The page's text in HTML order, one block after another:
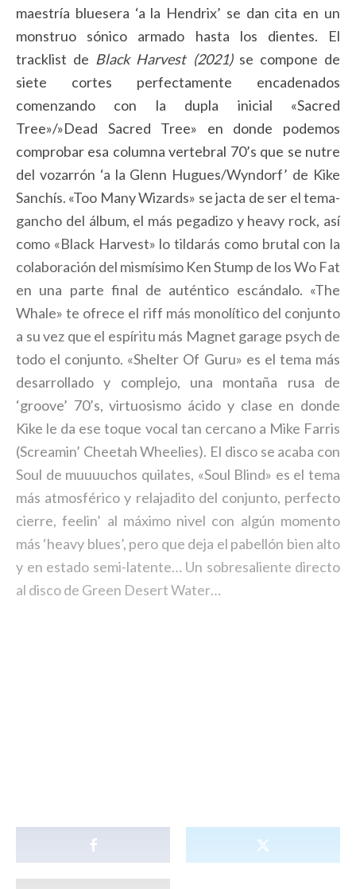
maestría bluesera ‘a la Hendrix’ se dan cita en un
monstruo sónico armado hasta los dientes. El
tracklist de Black Harvest (2021)se compone de
siete cortes perfectamente encadenados
comenzando con la dupla inicial «Sacred
Tree»/»Dead Sacred Tree» en donde podemos
comprobar esa columna vertebral 70’s que se nutre
del vozarrón ‘a la Glenn Hugues/Wyndorf’ de Kike
Sanchís. «Too Many Wizards» se jacta de ser el tema-
gancho del álbum, el más pegadizo y heavy rock, así
como «Black Harvest» lo tildarás como brutal con la
colaboración del mismísimo Ken Stump de los Wo Fat
en una parte final de auténtico escándalo. «The
Whale» te ofrece el riff más monolítico del conjunto
a su vez que el espíritu más Magnet garage psych de
todo el conjunto. «Shelter Of Guru» es el tema más
desarrollado y complejo, una montaña rusa de
‘groove’ 70’s, virtuosismo ácido y clase en donde
Kike le da ese toque vocal tan cercano a Mike Farris
(Screamin’ Cheetah Wheelies). El disco se acaba con
Soul de muuuuchos quilates, «Soul Blind» es el tema
más atmosférico y relajadito del conjunto, perfecto
cierre, feelin’ al máximo nivel con algún momento
más ‘heavy blues’, pero que deja el pabellón bien alto
y en estado semi-latente… Un sobresaliente directo
al disco de Green Desert Water…